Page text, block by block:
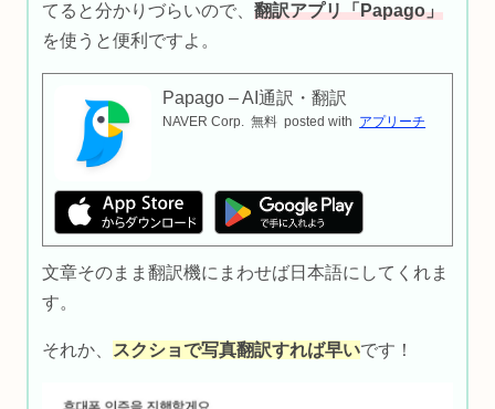
てると分かりづらいので、翻訳アプリ「Papago」
を使うと便利ですよ。
Papago – AI通訳・翻訳
NAVER Corp. 無料 posted with アプリーチ
文章そのまま翻訳機にまわせば日本語にしてくれま
す。
それか、 スクショで写真翻訳すれば早いです！